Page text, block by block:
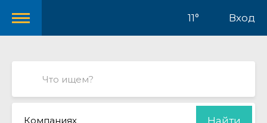
11° Вход
Компаниях Найти